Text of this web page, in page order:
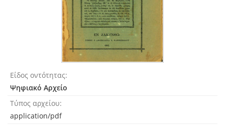
Είδος οντότητας
Ψηφιακό Αρχείο
Τύπος αρχείου
application/pdf